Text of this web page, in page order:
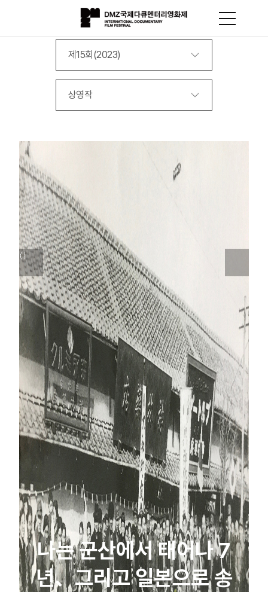
제15회(2023)
상영작
나는 군산에서 태어나 7
년、그리고 일본으로 송